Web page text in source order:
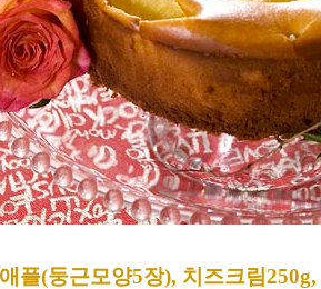
플(둥근모양5장), 치즈크림